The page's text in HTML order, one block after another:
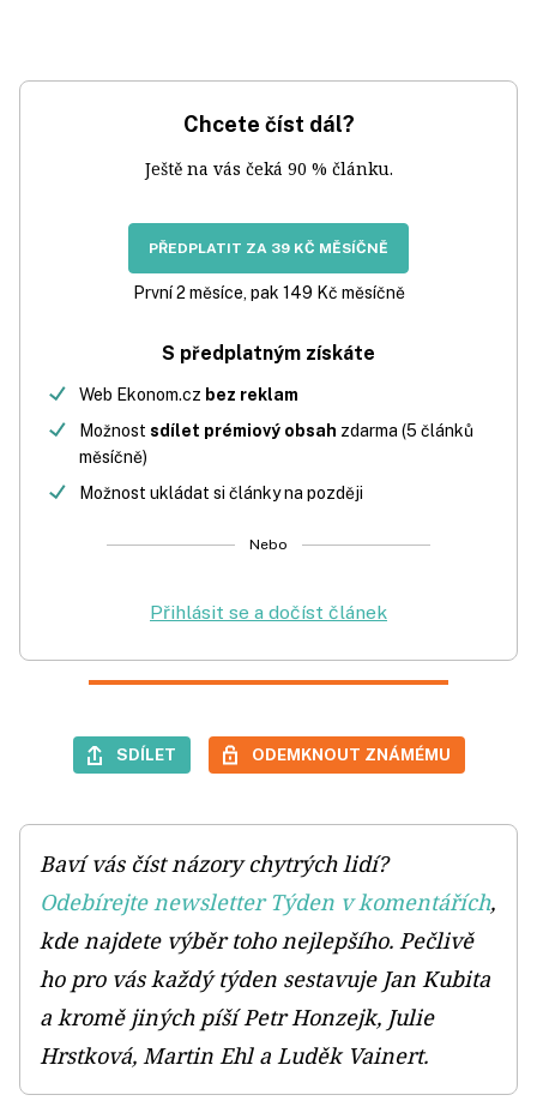
Chcete číst dál?
Ještě na vás čeká 90 % článku.
PŘEDPLATIT ZA 39 KČ MĚSÍČNĚ
První 2 měsíce, pak 149 Kč měsíčně
S předplatným získáte
Web Ekonom.cz bez reklam
Možnost sdílet prémiový obsah zdarma (5 článků
měsíčně)
Možnost ukládat si články na později
Nebo
Přihlásit se a dočíst článek
SDÍLET ODEMKNOUT ZNÁMÉMU
Baví vás číst názory chytrých lidí?
Odebírejte newsletter Týden v komentářích,
kde najdete výběr toho nejlepšího. Pečlivě
ho pro vás každý týden sestavuje Jan Kubita
a kromě jiných píší Petr Honzejk, Julie
Hrstková, Martin Ehl a Luděk Vainert.